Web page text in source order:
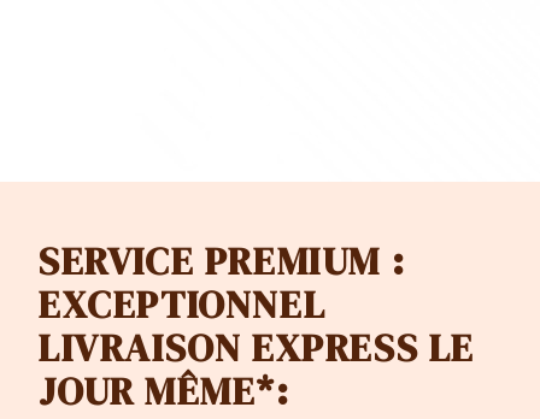
SERVICE PREMIUM :
EXCEPTIONNEL
LIVRAISON EXPRESS LE
JOUR MÊME*: